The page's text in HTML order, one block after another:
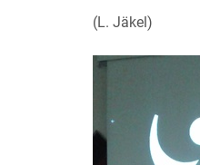
(L. Jäkel)